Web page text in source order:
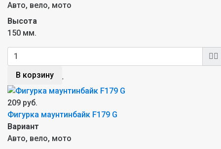
Авто, вело, мото
Высота
150 мм.
В корзину
209 руб.
Фигурка маунтинбайк F179 G
Вариант
Авто, вело, мото